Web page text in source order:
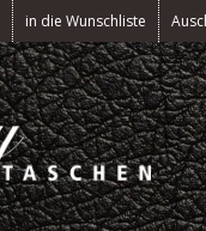
in die Wunschliste